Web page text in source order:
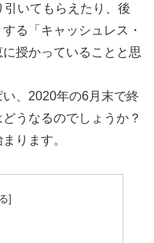
いてもらえたり、後
る「キャッシュレス・
授かっていることと思
、2020年の6月末で終
うなるのでしょうか？
ります。